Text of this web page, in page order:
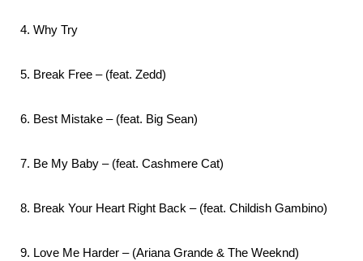
4. Why Try
5. Break Free – (feat. Zedd)
6. Best Mistake – (feat. Big Sean)
7. Be My Baby – (feat. Cashmere Cat)
8. Break Your Heart Right Back – (feat. Childish Gambino)
9. Love Me Harder – (Ariana Grande & The Weeknd)